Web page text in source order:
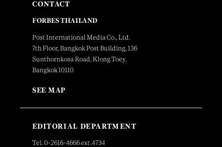
CONTACT
FORBES THAILAND
Post International Media Co., Ltd.
7th Floor, Bangkok Post Building, 136
Sunthornkosa Road, Klong Toey,
Bangkok 10110
SEE MAP
EDITORIAL DEPARTMENT
Tel. 0-2616-4666 ext.4734